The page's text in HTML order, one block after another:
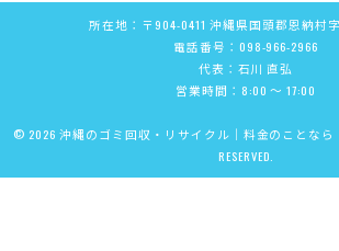
所在地：〒904-0411 沖縄県国頭郡恩納村
電話番号：098-966-2966
代表：石川 直弘
営業時間：8:00 ～ 17:00
© 2026 沖縄のゴミ回収・リサイクル｜料金のことなら
RESERVED.